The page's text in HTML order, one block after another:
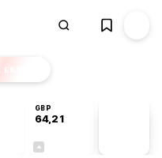
EKSTRA
GBP
64,21